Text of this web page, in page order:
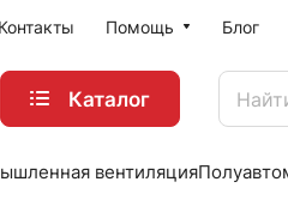
Контакты Помощь Блог
Каталог
вентиляция